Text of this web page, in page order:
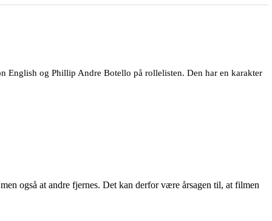
English og Phillip Andre Botello på rollelisten. Den har en karakter
også at andre fjernes. Det kan derfor være årsagen til, at filmen